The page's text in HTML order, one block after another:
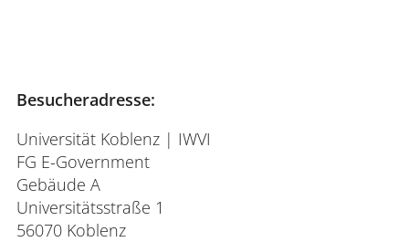
Besucheradresse:
Universität Koblenz | IWVI
FG E-Government
Gebäude A
Universitätsstraße 1
56070 Koblenz